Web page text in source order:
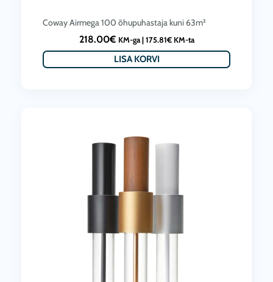
Coway Airmega 100 õhupuhastaja kuni 63m²
218.00€ KM-ga | 175.81€KM-ta
LISA KORVI